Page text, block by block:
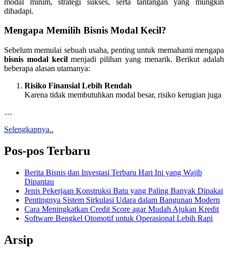
dihadapi.
Mengapa Memilih Bisnis Modal Kecil?
Sebelum memulai sebuah usaha, penting untuk memahami mengapa
bisnis modal kecilmenjadi pilihan yang menarik. Berikut adalah
beberapa alasan utamanya:
Risiko Finansial Lebih Rendah
Karena tidak membutuhkan modal besar, risiko kerugian juga
…
Selengkapnya..
Pos-pos Terbaru
Berita Bisnis dan Investasi Terbaru Hari Ini yang Wajib
Dipantau
Jenis Pekerjaan Konstruksi Batu yang Paling Banyak Dipakai
Pentingnya Sistem Sirkulasi Udara dalam Bangunan Modern
Cara Meningkatkan Credit Score agar Mudah Ajukan Kredit
Software Bengkel Otomotif untuk Operasional Lebih Rapi
Arsip